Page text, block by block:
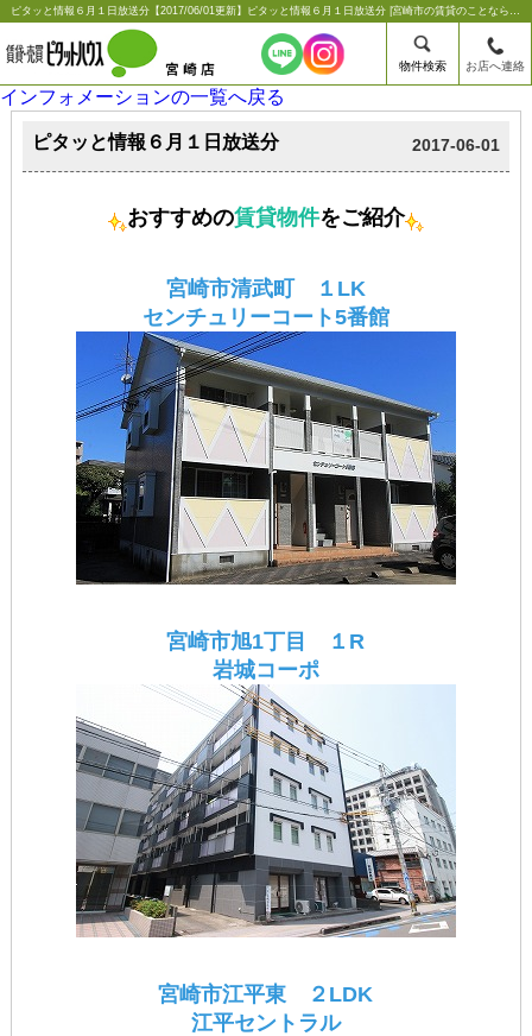
ピタッと情報６月１日放送分【2017/06/01更新】ピタッと情報６月１日放送分 |宮崎市の賃貸のことならシーエス不動産コンサルタンツ【ピタットハウス宮崎店】
物件検索 お店へ連絡
インフォメーションの一覧へ戻る
ピタッと情報６月１日放送分 2017-06-01
おすすめの賃貸物件をご紹介
宮崎市清武町 １LK
センチュリーコート5番館
宮崎市旭1丁目 １R
岩城コーポ
宮崎市江平東 ２LDK
江平セントラル